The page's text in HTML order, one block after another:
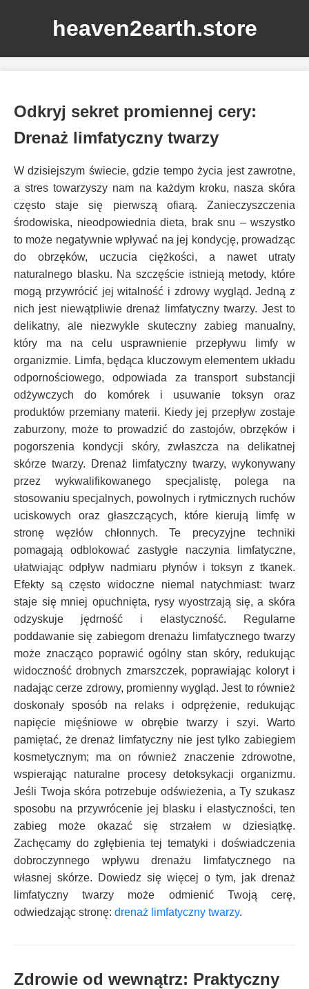
heaven2earth.store
Odkryj sekret promiennej cery:
Drenaż limfatyczny twarzy
W dzisiejszym świecie, gdzie tempo życia jest zawrotne,
a stres towarzyszy nam na każdym kroku, nasza skóra
często staje się pierwszą ofiarą. Zanieczyszczenia
środowiska, nieodpowiednia dieta, brak snu – wszystko
to może negatywnie wpływać na jej kondycję, prowadząc
do obrzęków, uczucia ciężkości, a nawet utraty
naturalnego blasku. Na szczęście istnieją metody, które
mogą przywrócić jej witalność i zdrowy wygląd. Jedną z
nich jest niewątpliwie drenaż limfatyczny twarzy. Jest to
delikatny, ale niezwykle skuteczny zabieg manualny,
który ma na celu usprawnienie przepływu limfy w
organizmie. Limfa, będąca kluczowym elementem układu
odpornościowego, odpowiada za transport substancji
odżywczych do komórek i usuwanie toksyn oraz
produktów przemiany materii. Kiedy jej przepływ zostaje
zaburzony, może to prowadzić do zastojów, obrzęków i
pogorszenia kondycji skóry, zwłaszcza na delikatnej
skórze twarzy. Drenaż limfatyczny twarzy, wykonywany
przez wykwalifikowanego specjalistę, polega na
stosowaniu specjalnych, powolnych i rytmicznych ruchów
uciskowych oraz głaszczących, które kierują limfę w
stronę węzłów chłonnych. Te precyzyjne techniki
pomagają odblokować zastygłe naczynia limfatyczne,
ułatwiając odpływ nadmiaru płynów i toksyn z tkanek.
Efekty są często widoczne niemal natychmiast: twarz
staje się mniej opuchnięta, rysy wyostrzają się, a skóra
odzyskuje jędrność i elastyczność. Regularne
poddawanie się zabiegom drenażu limfatycznego twarzy
może znacząco poprawić ogólny stan skóry, redukując
widoczność drobnych zmarszczek, poprawiając koloryt i
nadając cerze zdrowy, promienny wygląd. Jest to również
doskonały sposób na relaks i odprężenie, redukując
napięcie mięśniowe w obrębie twarzy i szyi. Warto
pamiętać, że drenaż limfatyczny nie jest tylko zabiegiem
kosmetycznym; ma on również znaczenie zdrowotne,
wspierając naturalne procesy detoksykacji organizmu.
Jeśli Twoja skóra potrzebuje odświeżenia, a Ty szukasz
sposobu na przywrócenie jej blasku i elastyczności, ten
zabieg może okazać się strzałem w dziesiątkę.
Zachęcamy do zgłębienia tej tematyki i doświadczenia
dobroczynnego wpływu drenażu limfatycznego na
własnej skórze. Dowiedz się więcej o tym, jak drenaż
limfatyczny twarzy może odmienić Twoją cerę,
odwiedzając stronę: drenaż limfatyczny twarzy.
Zdrowie od wewnątrz: Praktyczny